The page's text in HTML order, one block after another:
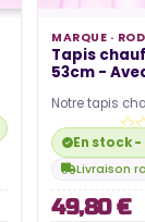
disponible
MARQUE ·
Tapis
53cm -
Notre tapis
variateur de
En stock -
Livraison
49,80 €
L'article
l'utilisation
LED pour
Lire la